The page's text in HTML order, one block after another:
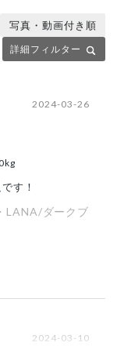
詳細フィルター
写真・動画付き順
2024-03-26
す！
LANA/ダークブ
2024-03-10